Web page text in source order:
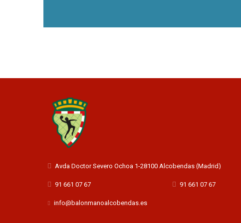
Avda Doctor Severo Ochoa 1-28100 Alcobendas (Madrid)
91 661 07 67 91 661 07 67
info@balonmanoalcobendas.es